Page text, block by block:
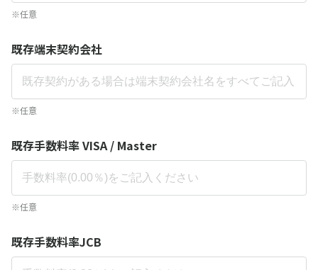
※任意
既存端末契約会社
※任意
既存手数料率 VISA / Master
※任意
既存手数料率JCB